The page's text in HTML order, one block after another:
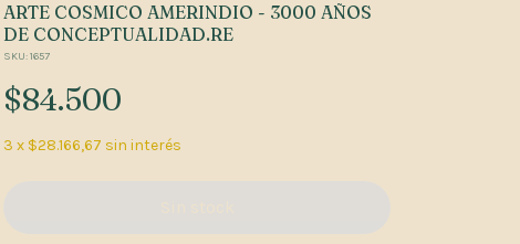
ARTE COSMICO AMERINDIO - 3000 AÑOS
DE CONCEPTUALIDAD.RE
SKU:1657
$84.500
3 x $28.166,67 sin interés